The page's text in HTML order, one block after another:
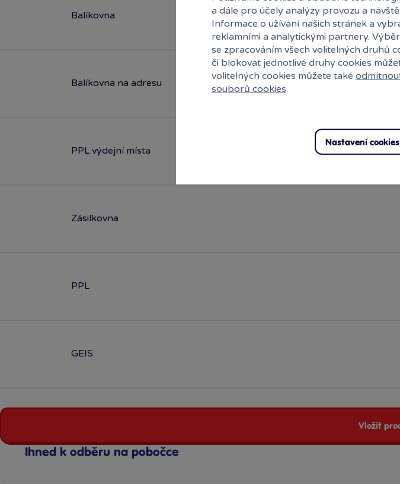
Balíkovna
Balíkovna na adresu
PPL výdejní místa
Zásilkovna
PPL
GEIS
Vložit
Ihned k odběru na pobočce
a dále pro účely analýzy provozu a
Informace o užívání našich stránek a
reklamními a analytickými partnery.
se zpracováním všech volitelných druhů
či blokovat jednotlivé druhy cookies
volitelných cookies můžete také
souborů cookies.
Nastavení cookies